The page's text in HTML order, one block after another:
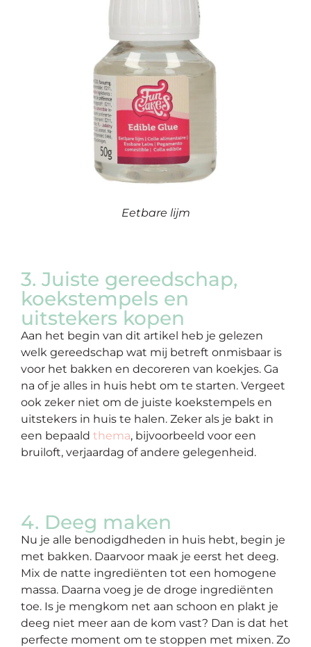
Eetbare lijm
3. Juiste gereedschap,
koekstempels en
uitstekers kopen
Aan het begin van dit artikel heb je gelezen
welk gereedschap wat mij betreft onmisbaar is
voor het bakken en decoreren van koekjes. Ga
na of je alles in huis hebt om te starten. Vergeet
ook zeker niet om de juiste koekstempels en
uitstekers in huis te halen. Zeker als je bakt in
een bepaald thema, bijvoorbeeld voor een
bruiloft, verjaardag of andere gelegenheid.
4. Deeg maken
Nu je alle benodigdheden in huis hebt, begin je
met bakken. Daarvoor maak je eerst het deeg.
Mix de natte ingrediënten tot een homogene
massa. Daarna voeg je de droge ingrediënten
toe. Is je mengkom net aan schoon en plakt je
deeg niet meer aan de kom vast? Dan is dat het
perfecte moment om te stoppen met mixen. Zo